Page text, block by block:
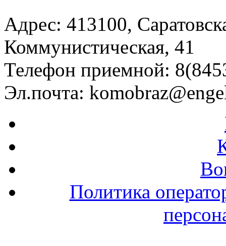
Адрес: 413100,
Коммунистическая, 41
Телефон приемной:
Эл.почта:
Политика